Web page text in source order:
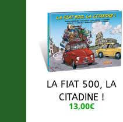
LA FIAT 500, LA
CITADINE !
13,00€